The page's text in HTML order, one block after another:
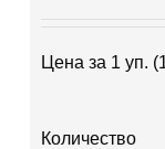
Цена за 1 уп.
Количество